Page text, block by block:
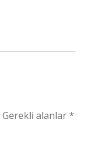
Gerekli alanlar*